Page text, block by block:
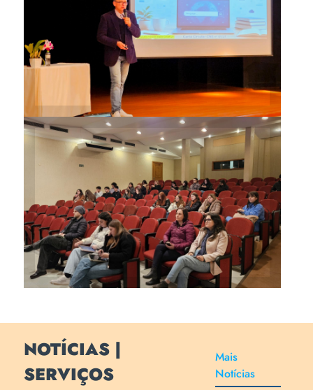
Encontro foi coordenado pelo
professor Claodomir
Martinazzo
Diversos professores
souberam das diretrizes
nacionais, proteção de dados
e novos procedimentos para
submissão de projetos
NOTÍCIAS |
SERVIÇOS
Mais
Notícias